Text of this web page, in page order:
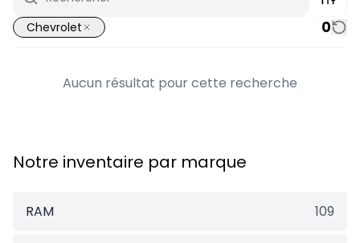
Chevrolet 0
Aucun résultat pour cette recherche
Notre inventaire par marque
RAM 109